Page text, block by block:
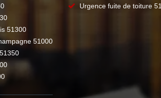
51300
51000
Urgence fuite de toiture 51